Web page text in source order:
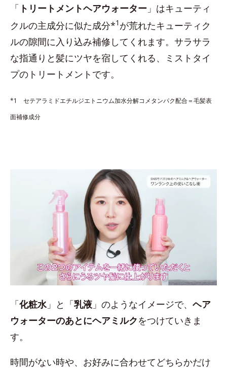
「 トリートメントヘアウォーター 」はキューティ
クルの主成分に似た成分*1 が荒れたキューティク
ルの隙間に入り込み補修してくれます。サラサラ
な指通りと髪にツヤを宿してくれる、ミストタイ
プのトリートメントです。
*1 セテアラミドエチルジエトニウム加水分解コメタンパク配合＝毛髪表
面補修成分
「化粧水」と「乳液 」のようなイメージで、 ヘア
ウォーターのあとにヘアミルクをつけていきま
す。
時間がない時や、お好みに合わせてどちらかだけ